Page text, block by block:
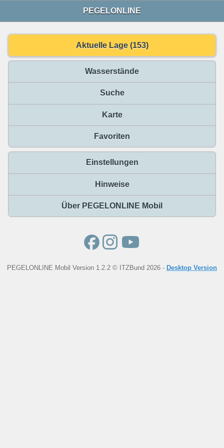
PEGELONLINE
Aktuelle Lage (153)
Wasserstände
Suche
Karte
Favoriten
Einstellungen
Hinweise
Über PEGELONLINE Mobil
PEGELONLINE Mobil Version 1.2.2 © ITZBund 2026 - Desktop Version